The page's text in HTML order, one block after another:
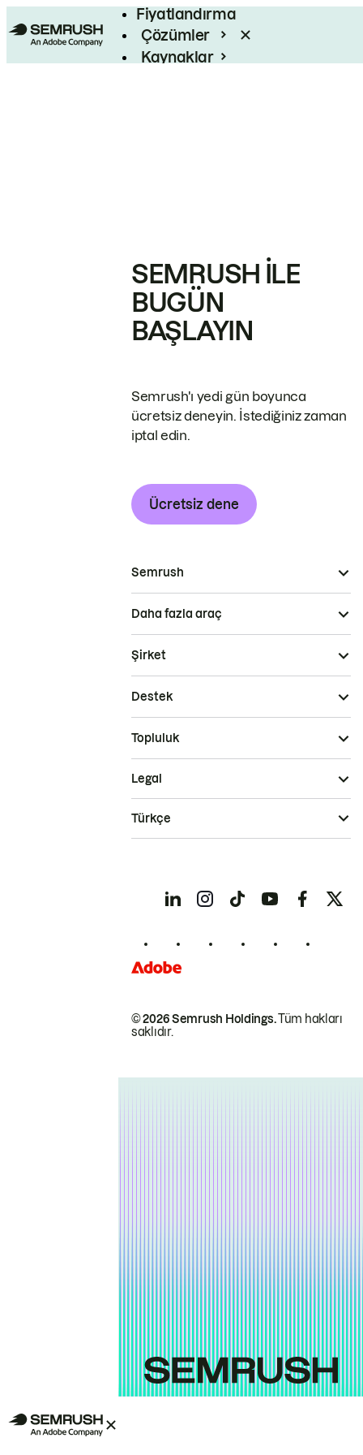
Fiyatlandırma
Çözümler
Kaynaklar
SEMRUSH ILE
BUGÜN
BAŞLAYIN
Semrush'ı yedi gün boyunca
ücretsiz deneyin. İstediğiniz zaman
iptal edin.
Ücretsiz dene
Semrush
Daha fazla araç
Şirket
Destek
Topluluk
© 2026 Semrush Holdings.Tüm hakları
saklıdır.
Legal
Türkçe